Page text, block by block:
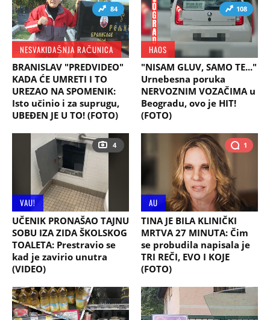
84
NESVAKIDAŠNJA RAČUNICA
BRANISLAV "PREDVIDEO"
KADA ĆE UMRETI I TO
UREZAO NA SPOMENIK:
Isto učinio i za suprugu,
UBEĐEN JE U TO! (FOTO)
108
HAOS
"NISAM GLUV, SAMO TE..."
Urnebesna poruka
NERVOZNIM VOZAČIMA u
Beogradu, ovo je HIT!
(FOTO)
4
VAU!
UČENIK PRONAŠAO TAJNU
SOBU IZA ZIDA ŠKOLSKOG
TOALETA: Prestravio se
kad je zavirio unutra
(VIDEO)
1
AU
TINA JE BILA KLINIČKI
MRTVA 27 MINUTA: Čim
se probudila napisala je
TRI REČI, EVO I KOJE
(FOTO)